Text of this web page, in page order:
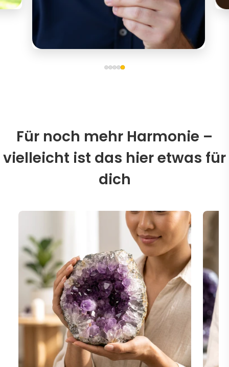
Für noch mehr Harmonie –
vielleicht ist das hier etwas für
dich